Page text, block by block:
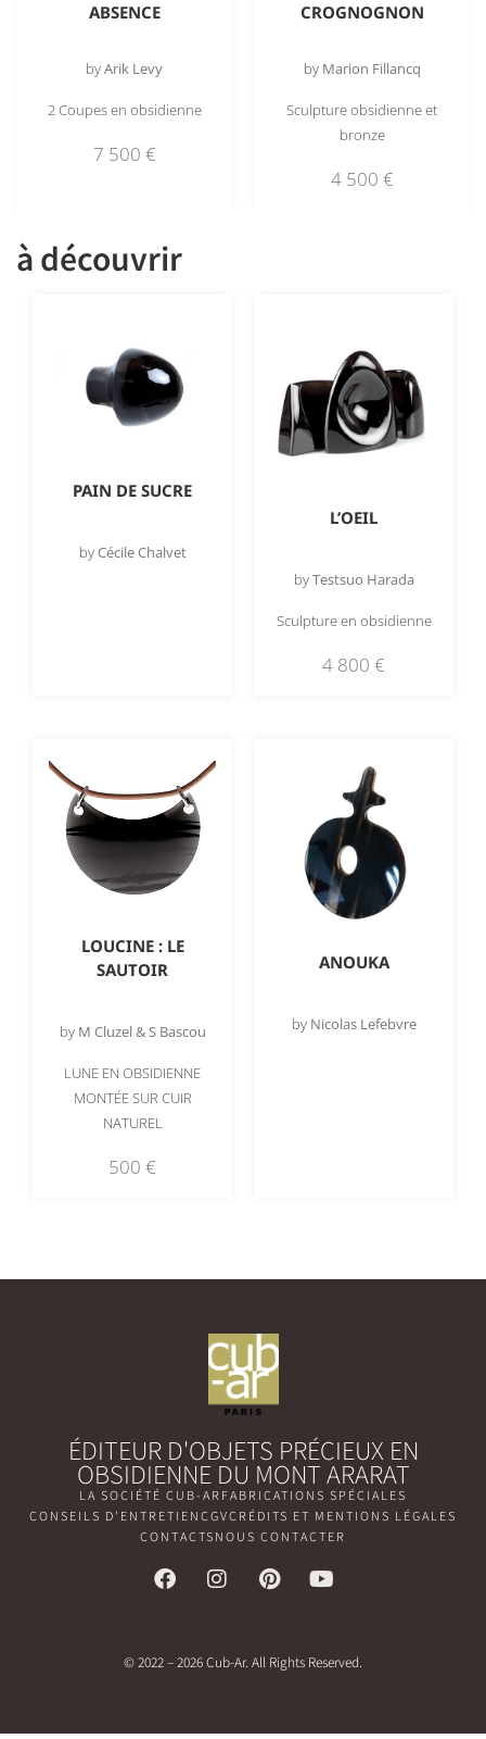
ABSENCE
byArik Levy
2 Coupes en obsidienne
7 500 €
CROGNOGNON
by Marion Fillancq
Sculpture obsidienne et
bronze
4 500 €
à découvrir
PAIN DE SUCRE
byCécile Chalvet
L’OEIL
byTestsuo Harada
Sculpture en obsidienne
4 800 €
LOUCINE : LE
SAUTOIR
by M Cluzel & S Bascou
LUNE EN OBSIDIENNE
MONTÉE SUR CUIR
NATUREL
500 €
ANOUKA
by Nicolas Lefebvre
ÉDITEUR D'OBJETS PRÉCIEUX EN
OBSIDIENNE DU MONT ARARAT
LA SOCIÉTÉ CUB-ARFABRICATIONS SPÉCIALES
CONSEILS D'ENTRETIENCGVCRÉDITS ET MENTIONS LÉGALES
CONTACTSNOUS CONTACTER
© 2022 – 2026 Cub-Ar. All Rights Reserved.